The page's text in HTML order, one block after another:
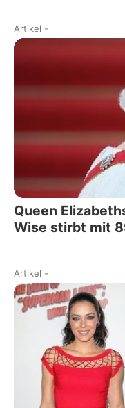
Artikel -
Queen
Wise stirbt mit
Artikel -